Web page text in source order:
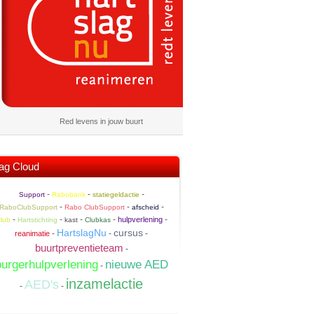
Red levens in jouw buurt
Cloud
Support- Rabobank- statiegeldactie -
- Rabo ClubSupport- afscheid -
- Hartstichting - kast- Clubkas- hulpverlening-
reanimatie - HartslagNu - cursus -
buurtpreventieteam -
- nieuwe AED
- AED's - inzamelactie